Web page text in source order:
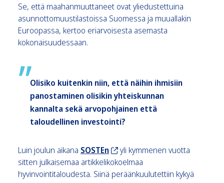
Se, että maahanmuuttaneet ovat yliedustettuina
asunnottomuustilastoissa Suomessa ja muuallakin
Euroopassa, kertoo eriarvoisesta asemasta
kokonaisuudessaan.
Olisiko kuitenkin niin, että näihin ihmisiin
panostaminen olisikin yhteiskunnan
kannalta sekä arvopohjainen että
taloudellinen investointi?
Luin joulun aikana SOSTEn
yli kymmenen vuotta
sitten julkaisemaa artikkelikokoelmaa
hyvinvointitaloudesta. Siinä peräänkuulutettiin kykyä